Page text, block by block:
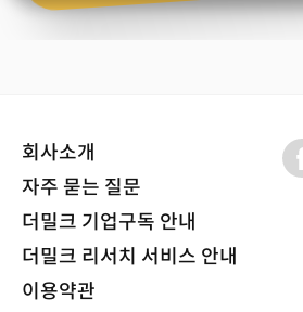
회사소개
자주 묻는 질문
더밀크 기업구독 안내
더밀크 리서치 서비스 안내
이용약관